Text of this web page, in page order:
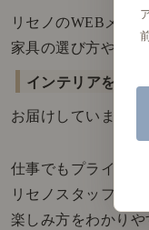
リセノのWEBメデ
家具の選び方や美し
インテリアを楽し
お届けしています。
仕事でもプライベー
リセノスタッフが
楽しみ方をわかりや